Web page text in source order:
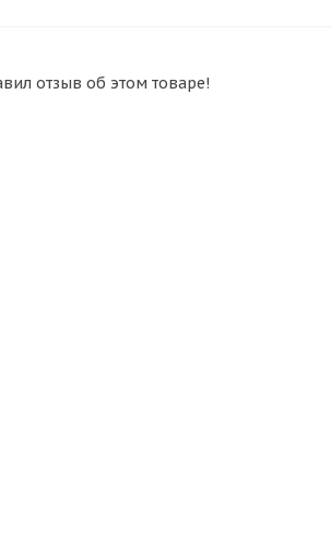
отзыв об этом товаре!